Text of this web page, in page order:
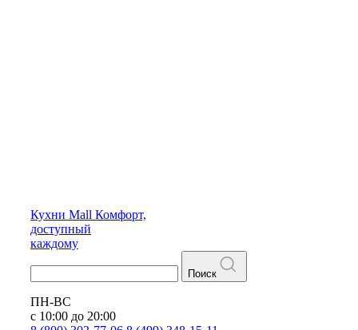
Кухни Mall Комфорт,
доступный
каждому
Поиск
ПН-ВС
с 10:00 до 20:00